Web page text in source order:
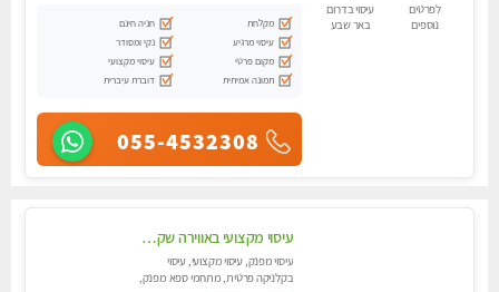
לפרטים
נוספים
עיסוי בדרום
באר שבע
מקלחת
חניה חינם
עיסוי מרגיע
נקי ומסודר
מקום פרטי
עיסוי מקצועי
תמונה אמיתית
דוברת עיברית
055-4532308
עיסוי מקצועי באווירה שקטה מומלץ.....בבאר שבע
עיסוי מפנק, עיסוי מקצועי, עיסוי
בקלניקה פרטית, מתחמי ספא מפנק,